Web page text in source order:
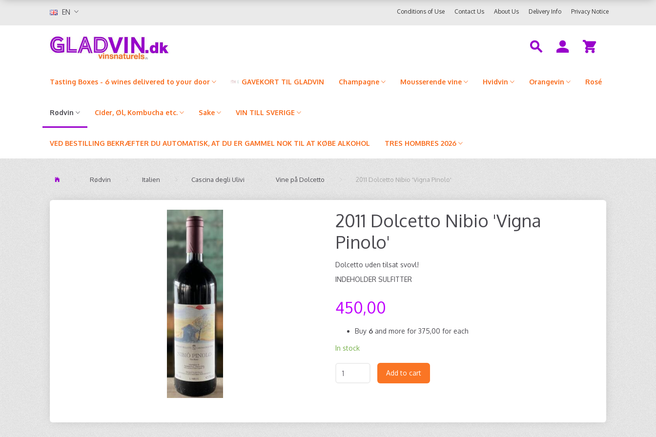
EN Privacy Notice
Delivery Info
About Us
Contact Us
Conditions of Use
Tasting Boxes - 6 wines delivered to your door GAVEKORT TIL GLADVIN Champagne Mousserende vine Hvidvin Orangevin Rosé
Rødvin Cider, Øl, Kombucha etc. Sake VIN TILL SVERIGE
VED BESTILLING BEKRÆFTER DU AUTOMATISK, AT DU ER GAMMEL NOK TIL AT KØBE ALKOHOL TRES HOMBRES 2026
Rødvin Italien Cascina degli Ulivi Vine på Dolcetto 2011 Dolcetto Nibio 'Vigna Pinolo'
2011 Dolcetto Nibio 'Vigna
Pinolo'
Dolcetto uden tilsat svovl!
INDEHOLDER SULFITTER
450,00
Buy 6 and more for 375,00 for each
In stock
Add to cart